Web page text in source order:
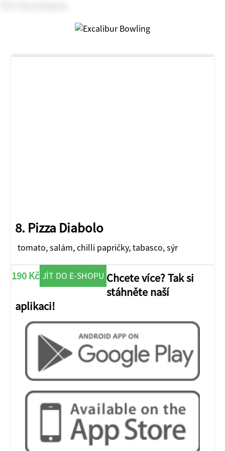
8. Pizza Diabolo
tomato, salám, chilli papričky, tabasco, sýr
190 Kč JÍT DO E-SHOPU Chcete více? Tak si
stáhněte naší
aplikaci!